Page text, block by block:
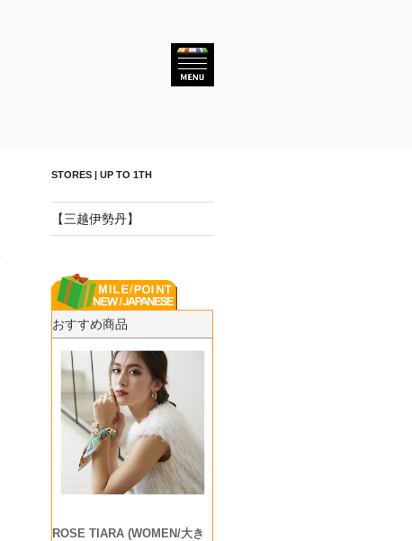
STORES | UP TO 1TH
【三越伊勢丹】
おすすめ商品
ROSE TIARA (WOMEN/大き